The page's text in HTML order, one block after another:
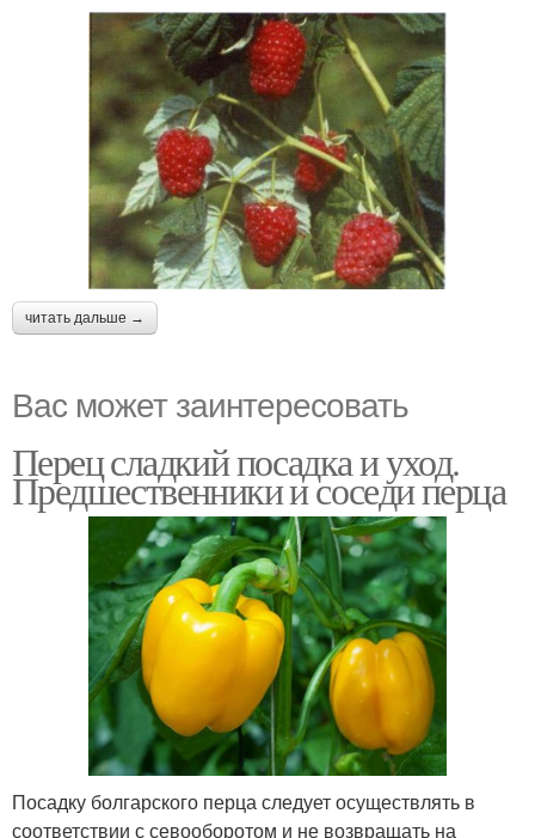
читать дальше →
Вас может заинтересовать
Перец сладкий посадка и уход.
Предшественники и соседи перца
Посадку болгарского перца следует осуществлять в
соответствии с севооборотом и не возвращать на